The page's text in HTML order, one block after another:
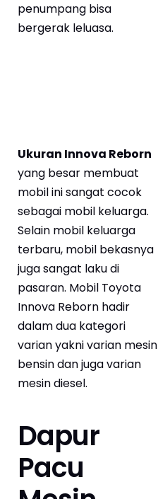
penumpang bisa
bergerak leluasa.
Ukuran Innova Reborn
yang besar membuat
mobil ini sangat cocok
sebagai mobil keluarga.
Selain mobil keluarga
terbaru, mobil bekasnya
juga sangat laku di
pasaran. Mobil Toyota
Innova Reborn hadir
dalam dua kategori
varian yakni varian mesin
bensin dan juga varian
mesin diesel.
Dapur
Pacu